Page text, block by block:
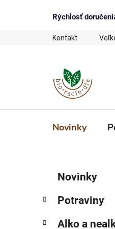
Rýchlosť
Kontakt
Novinky
č
ý
kategórie
e
ó
Novinky
Potraviny
Alko a